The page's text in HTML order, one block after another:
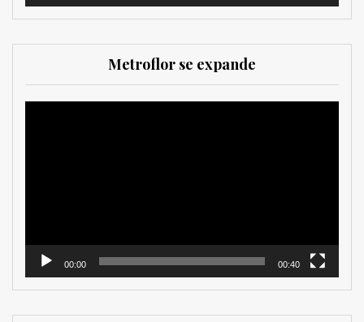
Metroflor se expande
00:00 00:40